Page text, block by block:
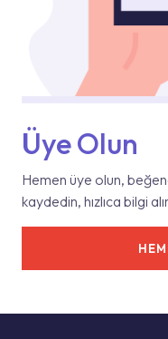
Üye Olun
Hemen üye olun,
kaydedin, hızlıca bilgi